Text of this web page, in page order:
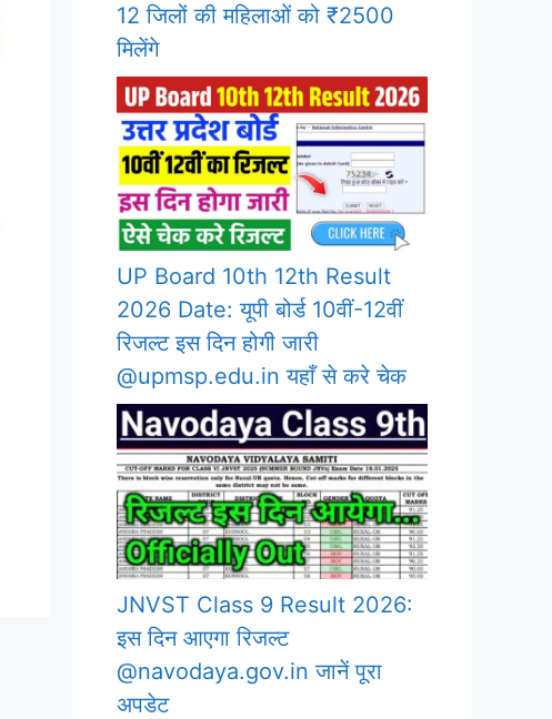
12 जिलों की महिलाओं को ₹2500
मिलेंगे
UP Board 10th 12th Result
2026 Date: यूपी बोर्ड 10वीं-12वीं
रिजल्ट इस दिन होगी जारी
@upmsp.edu.in यहाँ से करे चेक
JNVST Class 9 Result 2026:
इस दिन आएगा रिजल्ट
@navodaya.gov.in जानें पूरा
अपडेट